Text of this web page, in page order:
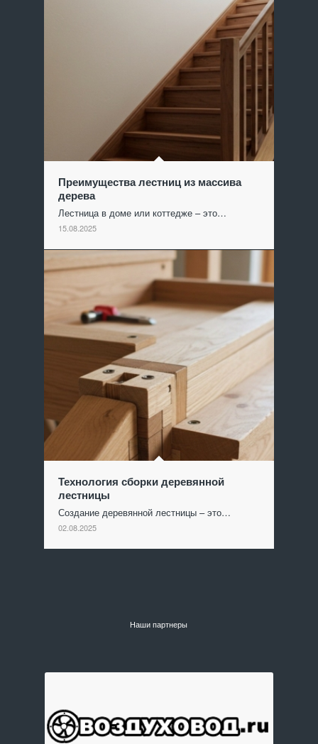
Преимущества лестниц из массива
дерева
Лестница в доме или коттедже – это…
15.08.2025
Технология сборки деревянной
лестницы
Создание деревянной лестницы – это…
02.08.2025
Наши партнеры